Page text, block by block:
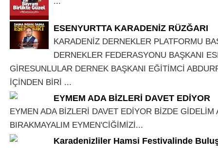
ESENYURTTA KARADENİZ RÜZĞARI
KARADENİZ DERNEKLER PLATFORMU
DERNEKLER FEDERASYONU BAŞKANI
GİRESUNLULAR DERNEK BAŞKANI EĞİTİMCİ
İÇİNDEN BİRİ ...
EYMEM ADA BİZLERİ DAVET EDİYOR
EYMEN ADA BİZLERİ DAVET EDİYOR BİZDE GİDELİM
BIRAKMAYALIM EYMEN'CİĞİMİZİ...
Karadenizliler Hamsi Festivalinde